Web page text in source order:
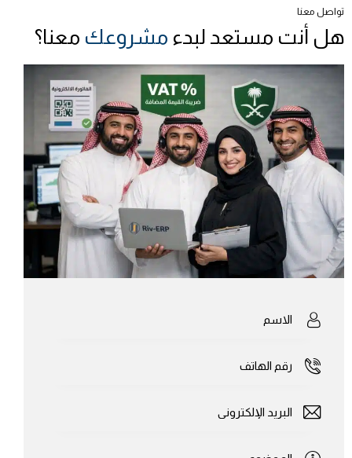
تواصل معنا
هل أنت مستعد لبدء مشروعك معنا؟